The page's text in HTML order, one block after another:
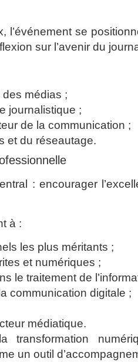
l’événement se
sur l’avenir du
médias ;
journalistique ;
de la communication ;
et du réseautage.
: encourager
à :
les plus méritants ;
et numériques ;
le traitement de
communication digitale ;
médiatique.
un outil